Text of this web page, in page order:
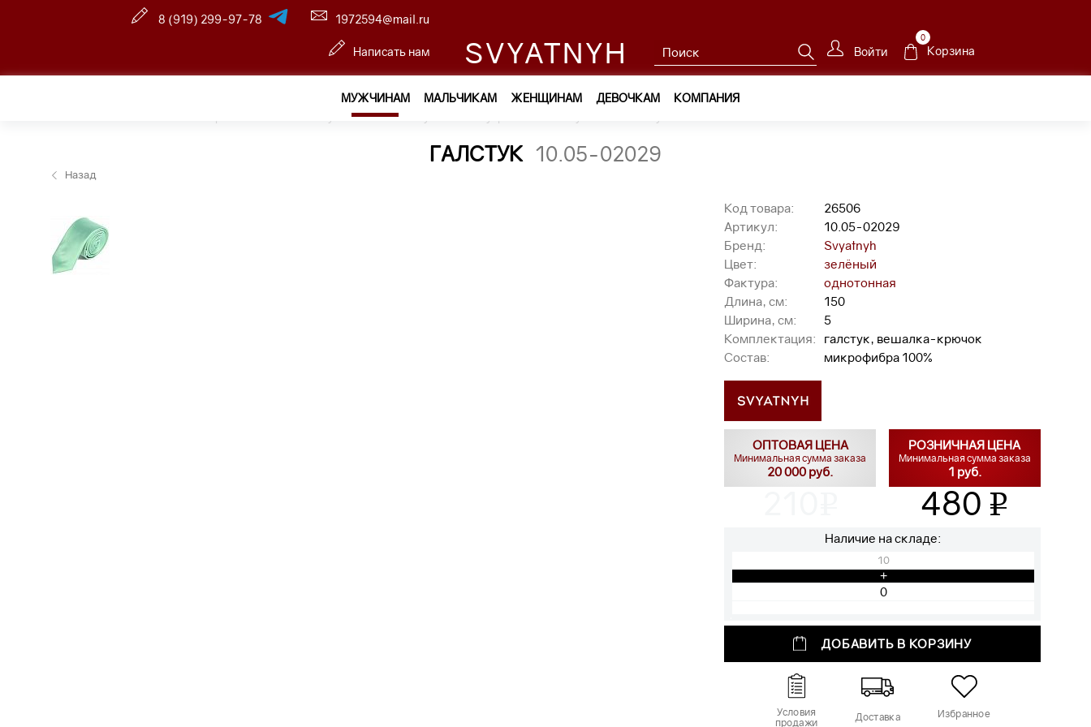
8 (919) 299-97-78 1972594@mail.ru
Написать нам SVYATNYH Войти
0
Корзина
МУЖЧИНАМ МАЛЬЧИКАМ ЖЕНЩИНАМ ДЕВОЧКАМ КОМПАНИЯ
Мужчинам —
ГАЛСТУК 10.05-02029
Назад
Код товара:
26506
Артикул:
10.05-02029
Бренд:
Svyatnyh
Цвет:
зелёный
Фактура:
однотонная
Длина, см:
150
Ширина, см:
5
Комплектация:
галстук, вешалка-крючок
Состав:
микрофибра 100%
ОПТОВАЯ ЦЕНА
Минимальная сумма заказа
20 000 руб.
РОЗНИЧНАЯ ЦЕНА
Минимальная сумма заказа
1 руб.
480 v
Наличие на складе:
10
+
ДОБАВИТЬ В КОРЗИНУ
Условия
продажи
Доставка Избранное